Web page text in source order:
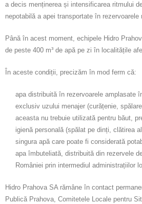
a decis menținerea și intensificarea ritmului
nepotabilă a apei transportate în rezervoarele
Până în acest moment, echipele Hidro
de peste 400 m³ de apă pe zi în localitățile
În aceste condiții, precizăm în mod ferm că:
apa distribuită în rezervoarele amplasate
exclusiv uzului menajer (curățenie,
aceasta nu trebuie utilizată pentru băut,
igienă personală (spălat pe dinți, clătirea
singura apă care poate fi considerată
apa îmbuteliată, distribuită din rezervele
României prin intermediul administrațiilor
Hidro Prahova SA rămâne în contact
Publică Prahova, Comitetele Locale pentru